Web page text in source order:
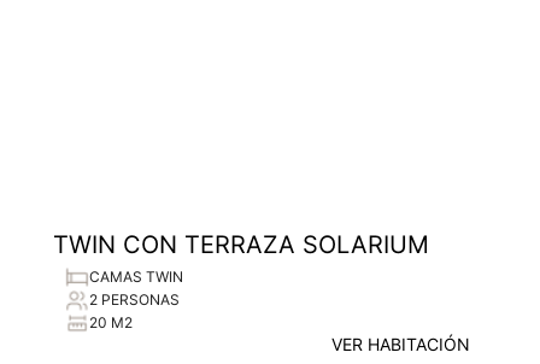
TWIN CON TERRAZA SOLARIUM
CAMAS TWIN
2 PERSONAS
20 M2
VER HABITACIÓN